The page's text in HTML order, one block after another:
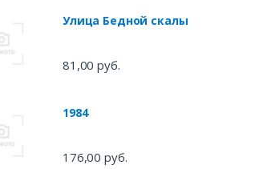
Улица Бедной скалы
81,00 руб.
1984
176,00 руб.